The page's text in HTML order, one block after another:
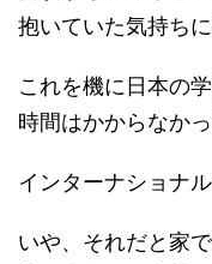
抱いていた気持ち
これを機に日本の
時間はかからなかっ
インターナショナ
いや、それだと家